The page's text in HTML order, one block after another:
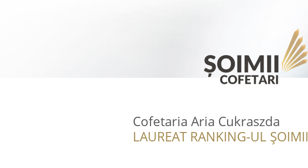
Cofetaria Aria Cukraszda
LAUREAT RANKING-UL ȘOIMII